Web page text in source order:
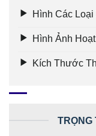
Hình Các Loại
Hình Ảnh
Kích Thước
TRỌNG